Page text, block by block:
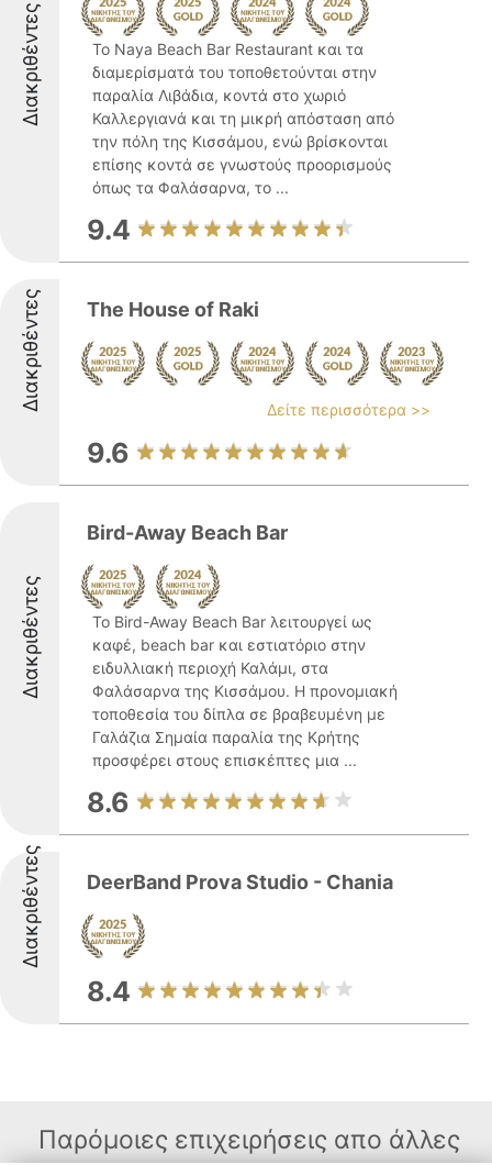
Διακριθέντες
Το Naya Beach Bar Restaurant και τα
διαμερίσματά του τοποθετούνται στην
παραλία Λιβάδια, κοντά στο χωριό
Καλλεργιανά και τη μικρή απόσταση από
την πόλη της Κισσάμου, ενώ βρίσκονται
επίσης κοντά σε γνωστούς προορισμούς
όπως τα Φαλάσαρνα, το ...
9.4
Διακριθέντες The House of Raki
Δείτε περισσότερα >>
9.6
Διακριθέντες
Bird-Away Beach Bar
Το Bird-Away Beach Bar λειτουργεί ως
καφέ, beach bar και εστιατόριο στην
ειδυλλιακή περιοχή Καλάμι, στα
Φαλάσαρνα της Κισσάμου. Η προνομιακή
τοποθεσία του δίπλα σε βραβευμένη με
Γαλάζια Σημαία παραλία της Κρήτης
προσφέρει στους επισκέπτες μια ...
8.6
Διακριθέντες DeerBand Prova Studio - Chania
8.4
Παρόμοιες επιχειρήσεις απο άλλες